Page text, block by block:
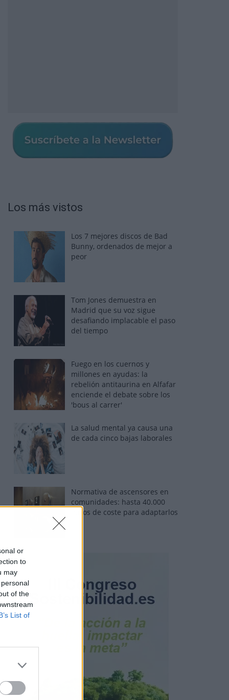
or
to
may
of the
List of
Los más vistos
Los 7 mejores discos de Bad
Bunny, ordenados de mejor a
peor
Tom Jones demuestra en
Madrid que su voz sigue
desafiando implacable el paso
del tiempo
Fuego en los cuernos y
millones en ayudas: la
rebelión antitaurina en Alfafar
enciende el debate sobre los
'bous al carrer'
La salud mental ya causa una
de cada cinco bajas laborales
Normativa de ascensores en
comunidades: hasta 40.000
euros de coste para adaptarlos